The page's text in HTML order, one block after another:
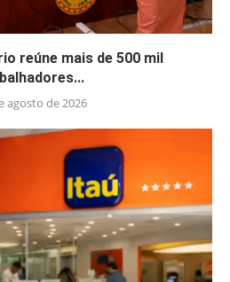
reúne mais de 500 mil
agosto de 2026